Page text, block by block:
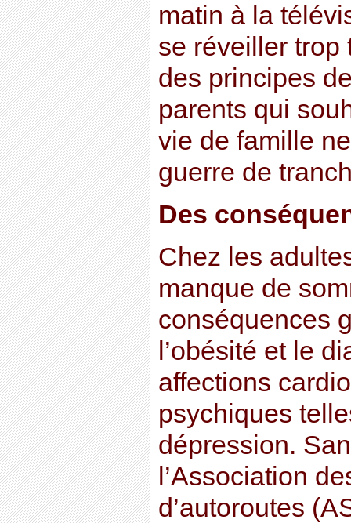
matin à la
se réveiller trop
des principes
parents qui
vie de famille
guerre de
Des
Chez les
manque de
conséquences
l’obésité et le
affections
psychiques
dépression.
l’Association
d’autoroutes